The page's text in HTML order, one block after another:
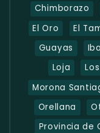
Chimborazo
El Oro
El
Guayas
Loja
Morona
Orellana
Provincia de